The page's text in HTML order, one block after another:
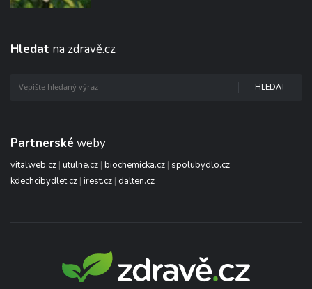
Hledat na zdravě.cz
HLEDAT
Partnerské weby
vitalweb.cz | utulne.cz | biochemicka.cz | spolubydlo.cz
kdechcibydlet.cz | irest.cz | dalten.cz